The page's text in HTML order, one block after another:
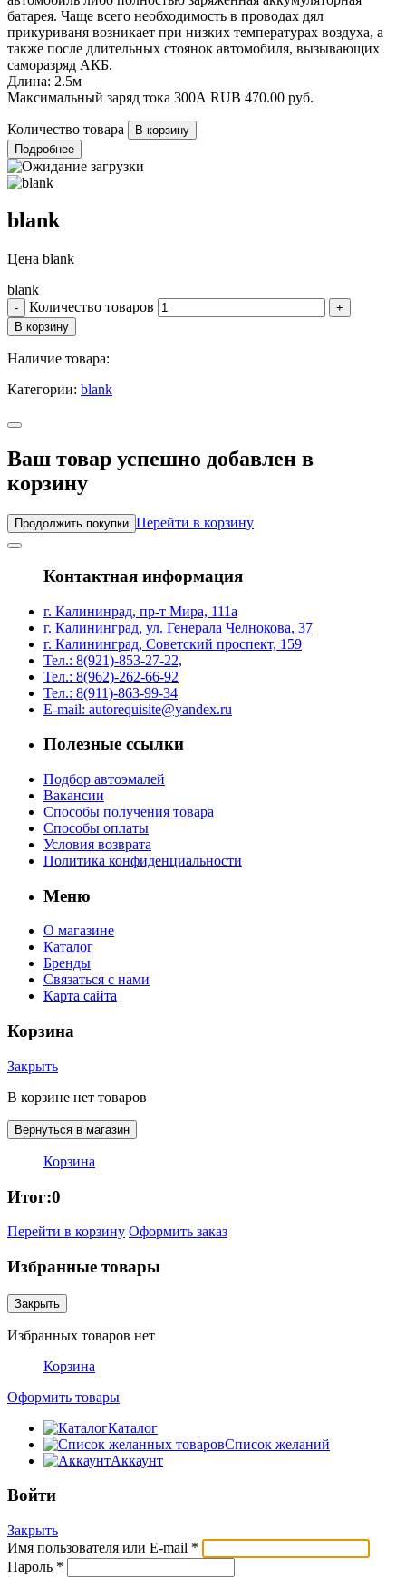
батарея. Чаще всего необходимость в проводах дял
прикуриваня возникает при низких температурах воздуха, а
также после длительных стоянок автомобиля, вызывающих
саморазряд АКБ.
Длина: 2.5м
Максимальный заряд тока 300А RUB 470.00 руб.
Количество товара
Подробнее
blank
Цена blank
blank
Количество товаров
Наличие товара:
Категории: blank
Ваш товар успешно добавлен в
корзину
Продолжить покупки Перейти в корзину
Контактная информация
г. Калининрад, пр-т Мира, 111а
г. Калининград, ул. Генерала Челнокова, 37
г. Калининград, Советский проспект, 159
Тел.: 8(921)-853-27-22,
Тел.: 8(962)-262-66-92
Тел.: 8(911)-863-99-34
E-mail: autorequisite@yandex.ru
Полезные ссылки
Подбор автоэмалей
Вакансии
Способы получения товара
Способы оплаты
Условия возврата
Политика конфиденциальности
Меню
О магазине
Каталог
Бренды
Связаться с нами
Карта сайта
Корзина
Закрыть
В корзине нет товаров
Вернуться в магазин
Корзина
Итог:0
Перейти в корзину Оформить заказ
Избранные товары
Закрыть
Избранных товаров нет
Корзина
Оформить товары
Каталог
Список желаний
Аккаунт
Войти
Закрыть
Имя пользователя или E-mail *
Пароль *